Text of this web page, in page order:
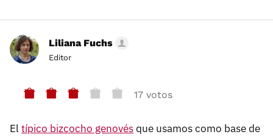
Liliana Fuchs
Editor
17 votos
El típico bizcocho genovésque usamos como base de